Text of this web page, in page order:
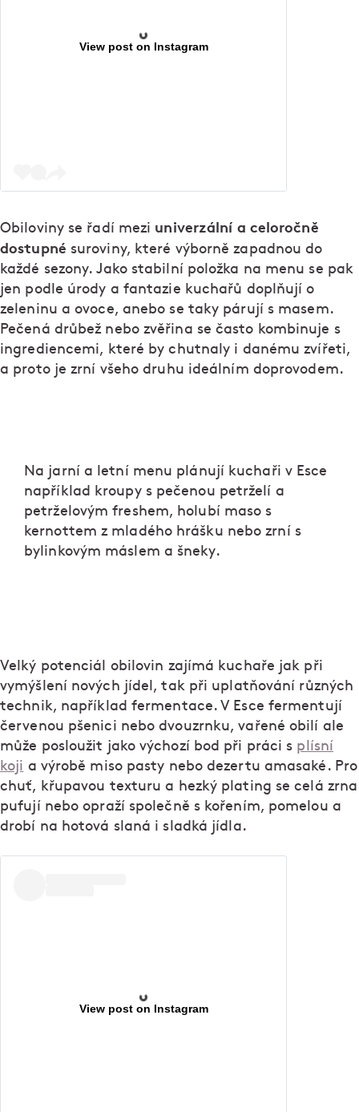
View post on Instagram
Obiloviny se řadí mezi univerzální a celoročně
dostupné suroviny, které výborně zapadnou do
každé sezony. Jako stabilní položka na menu se pak
jen podle úrody a fantazie kuchařů doplňují o
zeleninu a ovoce, anebo se taky párují s masem.
Pečená drůbež nebo zvěřina se často kombinuje s
ingrediencemi, které by chutnaly i danému zvířeti,
a proto je zrní všeho druhu ideálním doprovodem.
Na jarní a letní menu plánují kuchaři v Esce
například kroupy s pečenou petrželí a
petrželovým freshem, holubí maso s
kernottem z mladého hrášku nebo zrní s
bylinkovým máslem a šneky.
Velký potenciál obilovin zajímá kuchaře jak při
vymýšlení nových jídel, tak při uplatňování různých
technik, například fermentace. V Esce fermentují
červenou pšenici nebo dvouzrnku, vařené obilí ale
může posloužit jako výchozí bod při práci s plísní
koji a výrobě miso pasty nebo dezertu amasaké. Pro
chuť, křupavou texturu a hezký plating se celá zrna
pufují nebo opraží společně s kořením, pomelou a
drobí na hotová slaná i sladká jídla.
View post on Instagram